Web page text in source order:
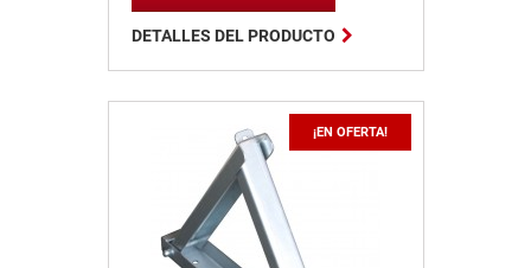

DETALLES DEL PRODUCTO
¡EN OFERTA!